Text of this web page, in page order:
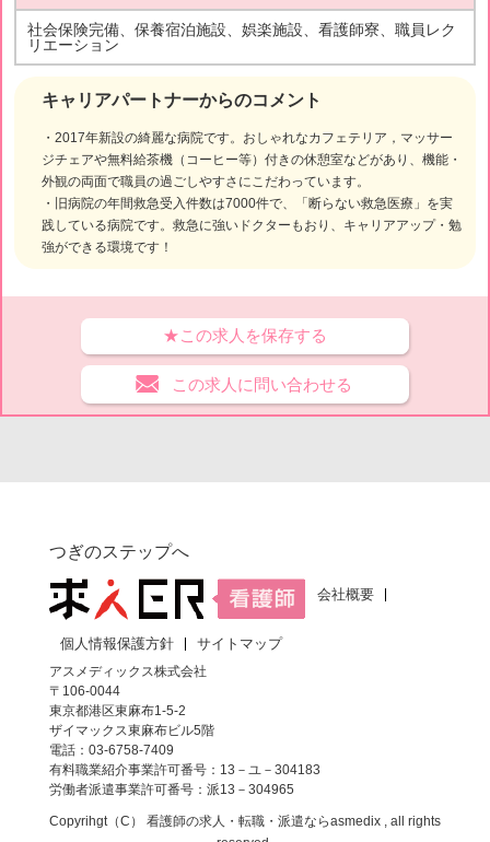
キャリアパートナーからのコメント
・2017年新設の綺麗な病院です。おしゃれなカフェテリア，マッサー
ジチェアや無料給茶機（コーヒー等）付きの休憩室などがあり、機能・
外観の両面で職員の過ごしやすさにこだわっています。
・旧病院の年間救急受入件数は7000件で、「断らない救急医療」を実
践している病院です。救急に強いドクターもおり、キャリアアップ・勉
強ができる環境です！
社会保険完備、保養宿泊施設、娯楽施設、看護師寮、職員レク
リエーション
★この求人を保存する
この求人に問い合わせる
つぎのステップへ
会社概要
個人情報保護方針
サイトマップ
アスメディックス株式会社
〒106-0044
東京都港区東麻布1-5-2
ザイマックス東麻布ビル5階
電話：03-6758-7409
有料職業紹介事業許可番号：13－ユ－304183
労働者派遣事業許可番号：派13－304965
Copyrihgt（C） 看護師の求人・転職・派遣ならasmedix , all rights